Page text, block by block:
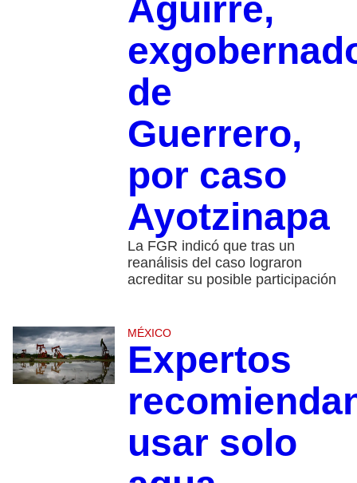
Aguirre,
de
Guerrero,
por caso
Ayotzinapa
La FGR indicó que tras un
reanálisis del caso lograron
acreditar su posible participación
MÉXICO
Expertos
usar solo